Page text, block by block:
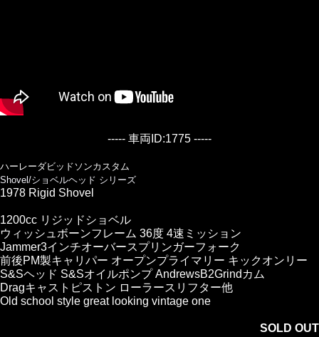
----- 車両ID:1775 -----
ハーレーダビッドソンカスタム
Shovel/ショベルヘッド シリーズ
1978 Rigid Shovel
1200cc リジッドショベル
ウィッシュボーンフレーム 36度 4速ミッション
Jammer3インチオーバースプリンガーフォーク
前後PM製キャリパー オープンプライマリー キックオンリー
S&Sヘッド S&Sオイルポンプ AndrewsB2Grindカム
Dragキャストピストン ローラースリフター他
Old school style great looking vintage one
SOLD OUT